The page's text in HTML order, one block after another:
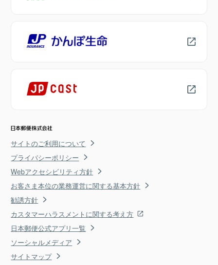
サイトのご利用について
プライバシーポリシー
Webアクセシビリティ方針
お客さま本位の業務運営に関する基本方針
勧誘方針
カスタマーハラスメントに関する考え方
日本郵便公式アプリ一覧
ソーシャルメディア
サイトマップ